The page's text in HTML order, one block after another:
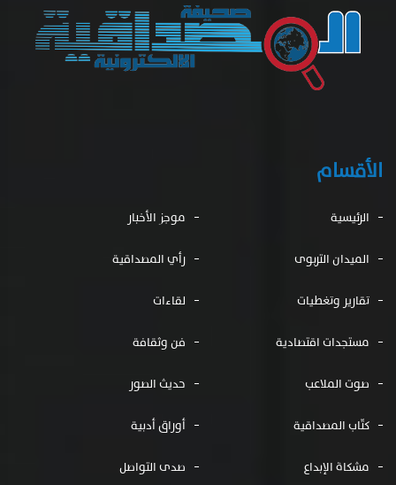
الأقسام
الرئيسية موجز الأخبار
الميدان التربوى رأي المصداقية
تقارير وتغطيات لقاءات
مستجدات اقتصادية فن وثقافة
صوت الملاعب حديث الصور
كتّاب المصداقية أوراق أدبية
مشكاة الإبداع صدى التواصل